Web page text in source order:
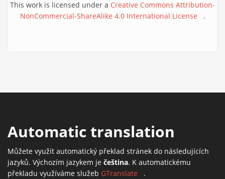
This work is licensed under a Creative Commons Attribution-
NonCommercial-ShareAlike 4.0 International License
(link is
.
Automatic translation
Můžete využít automatický překlad stránek do následujících
jazyků. Výchozím jazykem je čeština. K automatickému
překladu využíváme služeb GTranslate (link is external)
.